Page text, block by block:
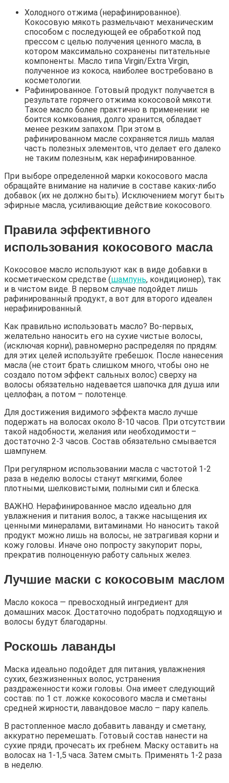
Холодного отжима (нерафинированное).
Кокосовую мякоть размельчают механическим
способом с последующей ее обработкой под
прессом с целью получения ценного масла, в
котором максимально сохранены питательные
компоненты. Масло типа Virgin/Extra Virgin,
полученное из кокоса, наиболее востребовано в
косметологии.
Рафинированное. Готовый продукт получается в
результате горячего отжима кокосовой мякоти.
Такое масло более практично в применении: не
боится комкования, долго хранится, обладает
менее резким запахом. При этом в
рафинированном масле сохраняется лишь малая
часть полезных элементов, что делает его далеко
не таким полезным, как нерафинированное.
При выборе определенной марки кокосового масла
обращайте внимание на наличие в составе каких-либо
добавок (их не должно быть). Исключением могут быть
эфирные масла, усиливающие действие кокосового.
Правила эффективного
использования кокосового масла
Кокосовое масло используют как в виде добавки в
косметическом средстве (шампунь, кондиционер), так
и в чистом виде. В первом случае подойдет лишь
рафинированный продукт, а вот для второго идеален
нерафинированный.
Как правильно использовать масло? Во-первых,
желательно наносить его на сухие чистые волосы,
(исключая корни), равномерно распределяя по прядям:
для этих целей используйте гребешок. После нанесения
масла (не стоит брать слишком много, чтобы оно не
создало потом эффект сальных волос) сверху на
волосы обязательно надевается шапочка для душа или
целлофан, а потом – полотенце.
Для достижения видимого эффекта масло лучше
подержать на волосах около 8-10 часов. При отсутствии
такой надобности, желания или необходимости –
достаточно 2-3 часов. Состав обязательно смывается
шампунем.
При регулярном использовании масла с частотой 1-2
раза в неделю волосы станут мягкими, более
плотными, шелковистыми, полными сил и блеска.
ВАЖНО. Нерафинированное масло идеально для
увлажнения и питания волос, а также насыщения их
ценными минералами, витаминами. Но наносить такой
продукт можно лишь на волосы, не затрагивая корни и
кожу головы. Иначе оно попросту закупорит поры,
прекратив полноценную работу сальных желез.
Лучшие маски с кокосовым маслом
Масло кокоса — превосходный ингредиент для
домашних масок. Достаточно подобрать подходящую и
волосы будут благодарны.
Роскошь лаванды
Маска идеально подойдет для питания, увлажнения
сухих, безжизненных волос, устранения
раздраженности кожи головы. Она имеет следующий
состав: по 1 ст. ложке кокосового масла и сметаны
средней жирности, лавандовое масло – пару капель.
В растопленное масло добавить лаванду и сметану,
аккуратно перемешать. Готовый состав нанести на
сухие пряди, прочесать их гребнем. Маску оставить на
волосах на 1-1,5 часа. Затем смыть. Применять 1-2 раза
в неделю.